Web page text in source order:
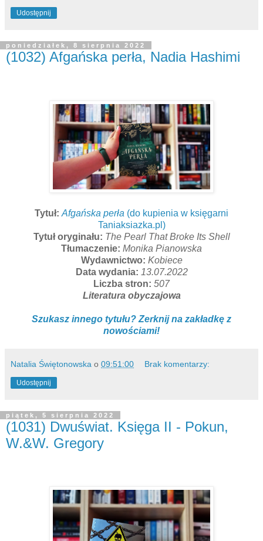
Udostępnij
poniedziałek, 8 sierpnia 2022
(1032) Afgańska perła, Nadia Hashimi
Tytuł: Afgańska perła (do kupienia w księgarni
Taniaksiazka.pl)
Tytuł oryginału: The Pearl That Broke Its Shell
Tłumaczenie: Monika Pianowska
Wydawnictwo: Kobiece
Data wydania: 13.07.2022
Liczba stron: 507
Literatura obyczajowa
Szukasz innego tytułu? Zerknij na zakładkę z
nowościami!
Natalia Świętonowska o 09:51:00 Brak komentarzy:
Udostępnij
piątek, 5 sierpnia 2022
(1031) Dwuświat. Księga II - Pokun,
W.&W. Gregory